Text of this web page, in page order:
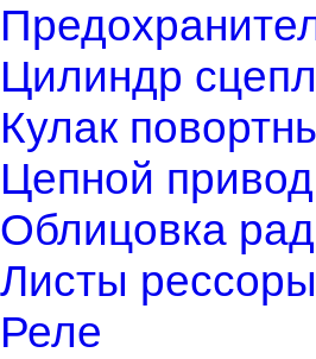
Цилиндр
Кулак
Цепной привод
Облицовка
Листы рессоры
Реле